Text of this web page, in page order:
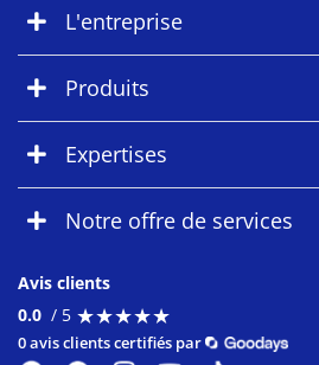
L'entreprise
Produits
Expertises
Notre offre de services
Avis clients
0.0 / 5 ★★★★★
★★★★★
0 avis clients certifiés par